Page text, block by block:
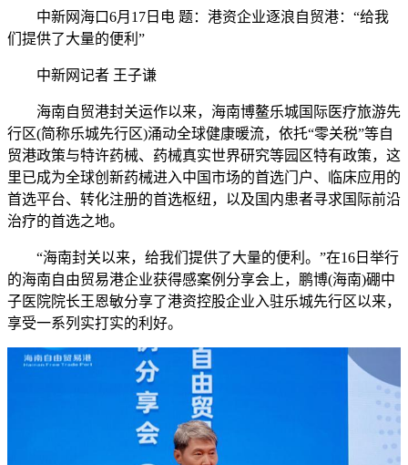
中新网海口6月17日电 题：港资企业逐浪自贸港：“给我
们提供了大量的便利”
中新网记者 王子谦
海南自贸港封关运作以来，海南博鳌乐城国际医疗旅游先
行区(简称乐城先行区)涌动全球健康暖流，依托“零关税”等自
贸港政策与特许药械、药械真实世界研究等园区特有政策，这
里已成为全球创新药械进入中国市场的首选门户、临床应用的
首选平台、转化注册的首选枢纽，以及国内患者寻求国际前沿
治疗的首选之地。
“海南封关以来，给我们提供了大量的便利。”在16日举行
的海南自由贸易港企业获得感案例分享会上，鹏博(海南)硼中
子医院院长王恩敏分享了港资控股企业入驻乐城先行区以来，
享受一系列实打实的利好。